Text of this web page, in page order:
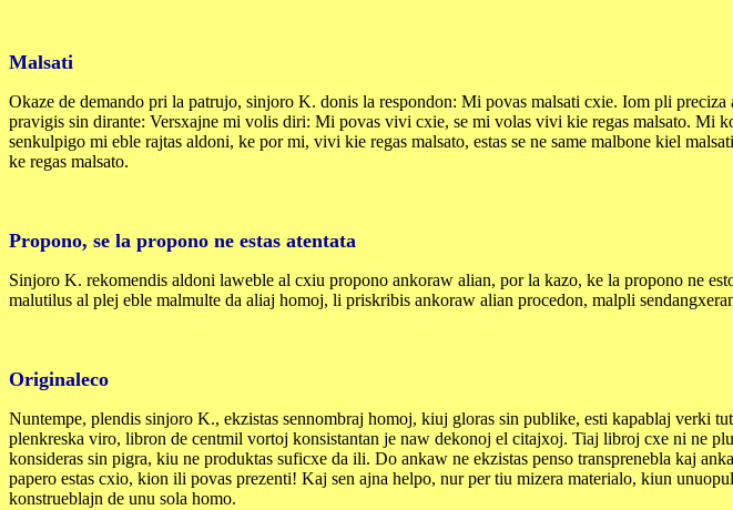
Malsati
Okaze de demando pri la patrujo, sinjoro K. donis la respondon: Mi povas malsati cxie. Iom pli
pravigis sin dirante: Versxajne mi volis diri: Mi povas vivi cxie, se mi volas vivi kie regas malsato. Mi
senkulpigo mi eble rajtas aldoni, ke por mi, vivi kie regas malsato, estas se ne same malbone kiel
ke regas malsato.
Propono, se la propono ne estas atentata
Sinjoro K. rekomendis aldoni laweble al cxiu propono ankoraw alian, por la kazo, ke la propono ne
malutilus al plej eble malmulte da aliaj homoj, li priskribis ankoraw alian procedon, malpli
Originaleco
Nuntempe, plendis sinjoro K., ekzistas sennombraj homoj, kiuj gloras sin publike, esti kapablaj verki
plenkreska viro, libron de centmil vortoj konsistantan je naw dekonoj el citajxoj. Tiaj libroj cxe ni ne
konsideras sin pigra, kiu ne produktas suficxe da ili. Do ankaw ne ekzistas penso transprenebla kaj
papero estas cxio, kion ili povas prezenti! Kaj sen ajna helpo, nur per tiu mizera materialo, kiun
konstrueblajn de unu sola homo.